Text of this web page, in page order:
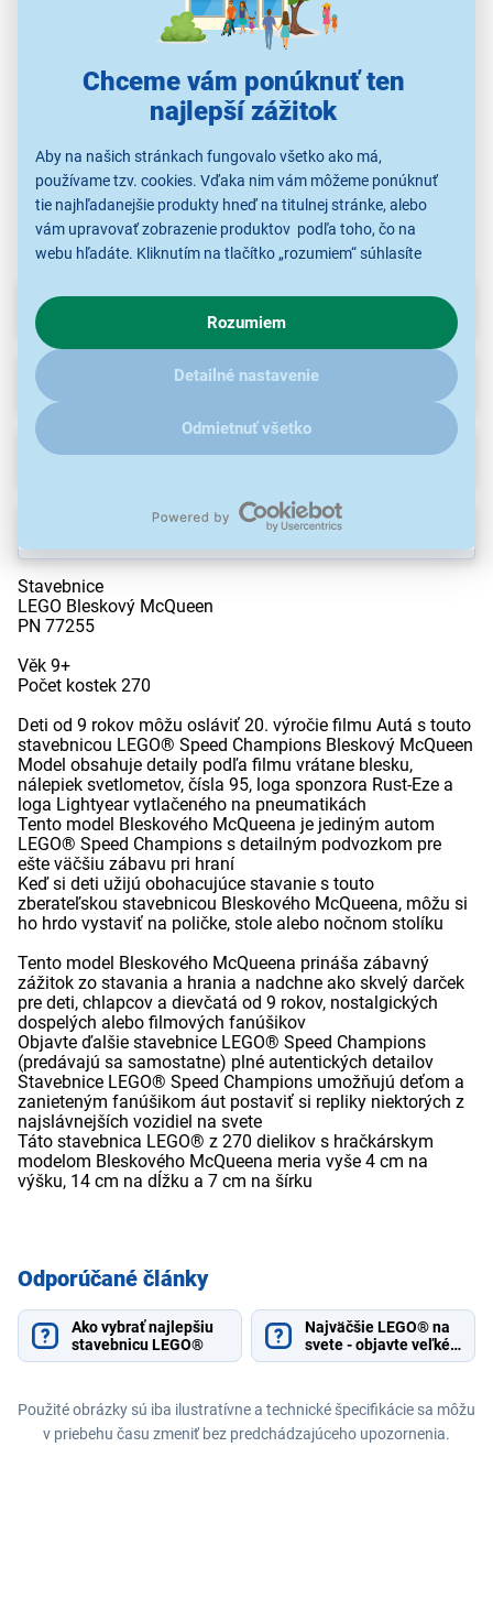
Chceme vám ponúknuť ten
najlepší zážitok
Aby na našich stránkach fungovalo všetko ako má,
používame tzv. cookies. Vďaka nim vám môžeme ponúknuť
tie najhľadanejšie produkty hneď na titulnej stránke, alebo
vám upravovať zobrazenie produktov podľa toho, čo na
webu hľadáte. Kliknutím na tlačítko „rozumiem“ súhlasíte
o chovaní na webe pre zobrazovaní cielených reklám.
V prípade že vás zaujímajú detaily, ako u nás s cookies a
ďalšími údaji pracujeme, kliknitesem.
Rozumiem
Detailné nastavenie
Odmietnuť všetko
McQueen a návšteva v
25,90 €
LEGO®
LEGO ® 31136 Exotický
papagáj
24,99 €
LEGO®
Superauto Porsche 911
23,90 €
LEGO®
Popis
Stavebnice
LEGO Bleskový McQueen
PN 77255
Věk 9+
Počet kostek 270
Deti od 9 rokov môžu osláviť 20. výročie filmu Autá s touto
stavebnicou LEGO® Speed Champions Bleskový McQueen
Model obsahuje detaily podľa filmu vrátane blesku,
nálepiek svetlometov, čísla 95, loga sponzora Rust-Eze a
loga Lightyear vytlačeného na pneumatikách
Tento model Bleskového McQueena je jediným autom
LEGO® Speed Champions s detailným podvozkom pre
ešte väčšiu zábavu pri hraní
Keď si deti užijú obohacujúce stavanie s touto
zberateľskou stavebnicou Bleskového McQueena, môžu si
ho hrdo vystaviť na poličke, stole alebo nočnom stolíku
Tento model Bleskového McQueena prináša zábavný
zážitok zo stavania a hrania a nadchne ako skvelý darček
pre deti, chlapcov a dievčatá od 9 rokov, nostalgických
dospelých alebo filmových fanúšikov
Objavte ďalšie stavebnice LEGO® Speed Champions
(predávajú sa samostatne) plné autentických detailov
Stavebnice LEGO® Speed Champions umožňujú deťom a
zanieteným fanúšikom áut postaviť si repliky niektorých z
najslávnejších vozidiel na svete
Táto stavebnica LEGO® z 270 dielikov s hračkárskym
modelom Bleskového McQueena meria vyše 4 cm na
výšku, 14 cm na dĺžku a 7 cm na šírku
Recenzie
Na stiahnutie
Odporúčané články
Ako vybrať najlepšiu
stavebnicu LEGO®
Najväčšie LEGO® na
svete - objavte veľké
stavebnice pre malých
Použité obrázky sú iba ilustratívne a technické špecifikácie sa môžu
v priebehu času zmeniť bez predchádzajúceho upozornenia.